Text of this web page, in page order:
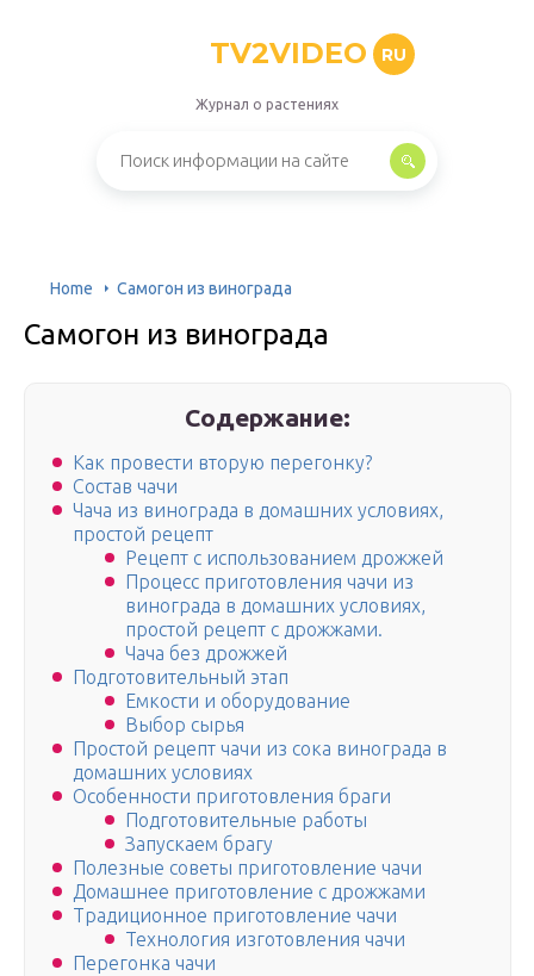
TV2VIDEO RU
Журнал о растениях
Home Самогон из винограда
Самогон из винограда
Содержание:
Как провести вторую перегонку?
Состав чачи
Чача из винограда в домашних условиях,
простой рецепт
Рецепт с использованием дрожжей
Процесс приготовления чачи из
винограда в домашних условиях,
простой рецепт с дрожжами.
Чача без дрожжей
Подготовительный этап
Емкости и оборудование
Выбор сырья
Простой рецепт чачи из сока винограда в
домашних условиях
Особенности приготовления браги
Подготовительные работы
Запускаем брагу
Полезные советы приготовление чачи
Домашнее приготовление с дрожжами
Традиционное приготовление чачи
Технология изготовления чачи
Перегонка чачи